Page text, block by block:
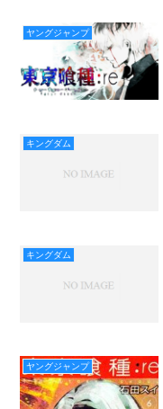
ヤングジャンプ
キングダム
キングダム
ヤングジャンプ